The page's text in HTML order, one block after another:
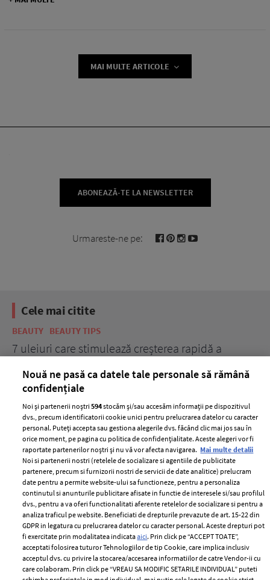
MAI MULTE ARTICOLE
ABONEAZĂ-TE LA NEWSLETTER
Urmareste-ne pe:
Cele mai citite
BEAUTY BEAUTY TIPS
7 uleiuri care stimulează creșterea rapidă a
ELLE Style Awards
2024
Despre ELLE
Romania
Contact
Abonamente
Termeni si conditii
Politica de
confidențialitate
Politica de cookies
Publicitate
Nouă ne pasă ca datele tale personale să rămână
confidențiale
Noi și partenerii noștri594stocăm și/sau accesăm informații pe dispozitivul
dvs., precum identificatorii cookie unici pentru prelucrarea datelor cu caracter
personal. Puteți accepta sau gestiona alegerile dvs. făcând clic mai jos sau în
orice moment, pe pagina cu politica de confidențialitate. Aceste alegeri vor fi
raportate partenerilor noștri și nu vă vor afecta navigarea. Mai multe detalii
Noi si partenerii nostri (retelele de socializare si agentiile de publicitate
partenere, precum si furnizorii nostri de servicii de date analitice) prelucram
date pentru a permite website-ului sa functioneze, pentru a personaliza
continutul si anunturile publicitare afisate in functie de interesele si/sau profilul
dvs., pentru a va oferi functionalitati aferente retelelor de socializare si pentru a
analiza traficul pe website. Beneficiati de drepturile prevazute de art. 15-22 din
GDPR in legatura cu prelucrarea datelor cu caracter personal. Aceste drepturi pot
fi exercitate prin modalitatea indicataaici. Prin click pe “ACCEPT TOATE”,
acceptati folosirea tuturor Tehnologiilor de tip Cookie, care implica inclusiv
acceptul dvs. cu privire la stocarea/accesarea informatiilor de catre Vendor-ii cu
care colaboram. Prin click pe “VREAU SA MODIFIC SETARILE INDIVIDUAL” puteti